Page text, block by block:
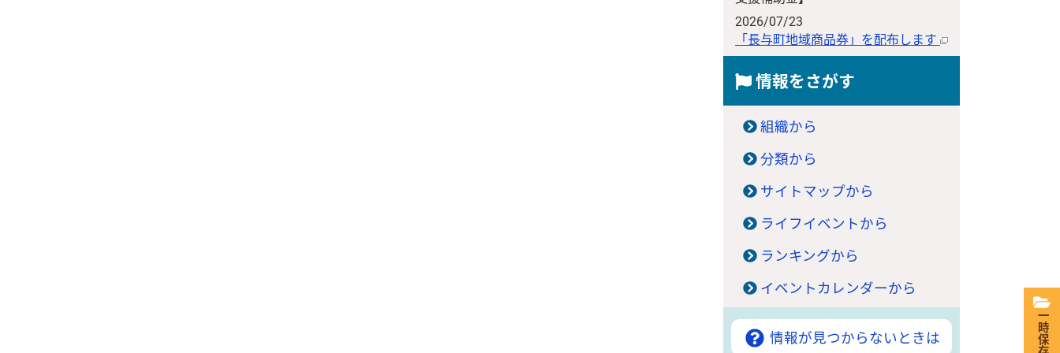
2026/07/23
「長与町地域商品券」を配布します
情報をさがす
組織から
分類から
サイトマップから
ライフイベントから
ランキングから
イベントカレンダーから
情報が見つからないときは 一時保存